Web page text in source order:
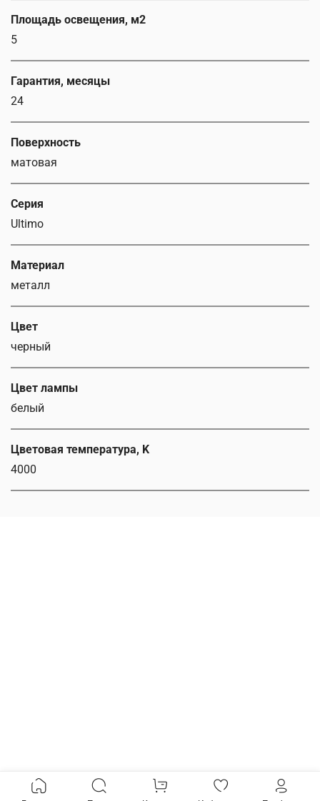
Площадь освещения, м2
5
Гарантия, месяцы
24
Поверхность
матовая
Серия
Ultimo
Материал
металл
Цвет
черный
Цвет лампы
белый
Цветовая температура, K
4000